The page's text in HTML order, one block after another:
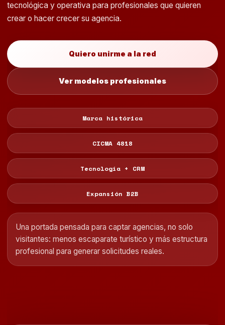
tecnológica y operativa para profesionales que quieren
crear o hacer crecer su agencia.
Quiero unirme a la red
Ver modelos profesionales
Marca histórica
CICMA 4818
Tecnología + CRM
Expansión B2B
Una portada pensada para captar agencias, no solo
visitantes: menos escaparate turístico y más estructura
profesional para generar solicitudes reales.